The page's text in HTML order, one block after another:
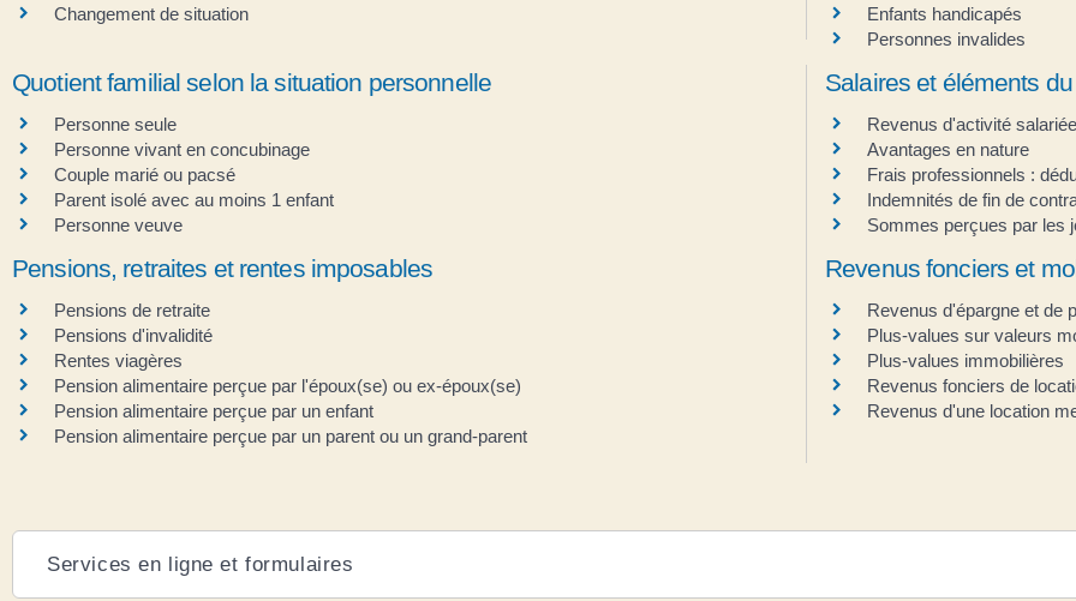
Changement de situation
Enfants handicapés
Personnes invalides
Quotient familial selon la situation personnelle
Personne seule
Personne vivant en concubinage
Couple marié ou pacsé
Parent isolé avec au moins 1 enfant
Personne veuve
Salaires et éléments
Revenus d'activité salariée
Avantages en nature
Frais professionnels :
Indemnités de fin de
Sommes perçues par les
Pensions, retraites et rentes imposables
Pensions de retraite
Pensions d'invalidité
Rentes viagères
Pension alimentaire perçue par l'époux(se) ou ex-époux(se)
Pension alimentaire perçue par un enfant
Pension alimentaire perçue par un parent ou un grand-parent
Revenus fonciers et
Revenus d'épargne et de
Plus-values sur valeurs
Plus-values immobilières
Revenus fonciers de
Revenus d'une location
Services en ligne et formulaires